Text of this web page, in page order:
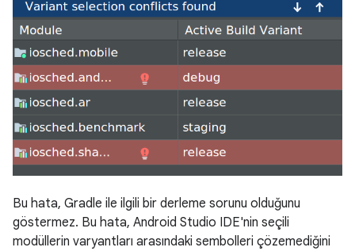
Bu hata, Gradle ile ilgili bir derleme sorunu olduğunu
göstermez. Bu hata, Android Studio IDE'nin seçili
modüllerin varyantları arasındaki sembolleri çözemediğini